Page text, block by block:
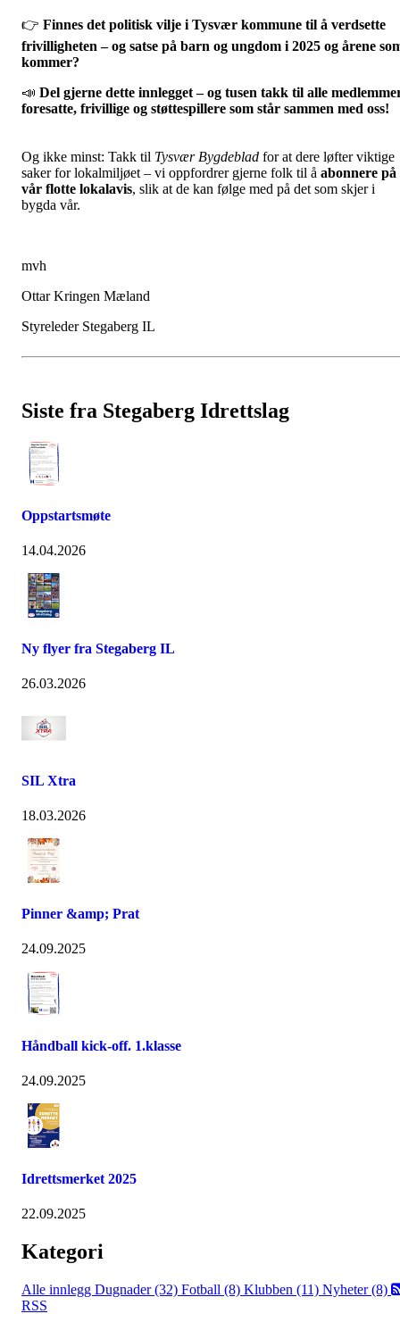
👉 Finnes det politisk vilje i Tysvær kommune til å verdsette
frivilligheten – og satse på barn og ungdom i 2025 og årene
kommer?
📣 Del gjerne dette innlegget – og tusen takk til alle
foresatte, frivillige og støttespillere som står sammen med oss!
Og ikke minst: Takk til Tysvær Bygdeblad for at dere løfter viktige
saker for lokalmiljøet – vi oppfordrer gjerne folk til å abonnere på
vår flotte lokalavis, slik at de kan følge med på det som skjer i
bygda vår.
mvh
Ottar Kringen Mæland
Styreleder Stegaberg IL
Siste fra Stegaberg Idrettslag
Oppstartsmøte
14.04.2026
Ny flyer fra Stegaberg IL
26.03.2026
SIL Xtra
18.03.2026
Pinner &amp; Prat
24.09.2025
Håndball kick-off. 1.klasse
24.09.2025
Idrettsmerket 2025
22.09.2025
Kategori
Alle innlegg Dugnader (32) Fotball (8) Klubben (11) Nyheter (8)
RSS